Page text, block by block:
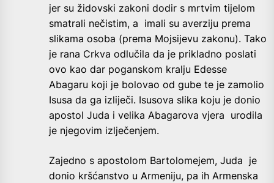
jer su židovski zakoni dodir s mrtvim tijelom
smatrali nečistim, a imali su averziju prema
slikama osoba (prema Mojsijevu zakonu). Tako
je rana Crkva odlučila da je prikladno poslati
ovo kao dar poganskom kralju Edesse
Abagaru koji je bolovao od gube te je zamolio
Isusa da ga izliječi. Isusova slika koju je donio
apostol Juda i velika Abagarova vjera urodila
je njegovim izlječenjem.
Zajedno s apostolom Bartolomejem, Juda je
donio kršćanstvo u Armeniju, pa ih Armenska